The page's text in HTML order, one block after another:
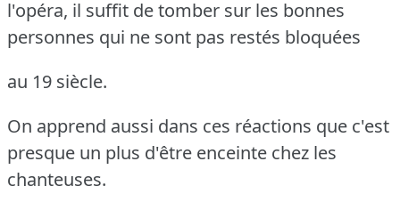
l'opéra, il suffit de tomber sur les bonnes
personnes qui ne sont pas restés bloquées
au 19 siècle.
On apprend aussi dans ces réactions que c'est
presque un plus d'être enceinte chez les
chanteuses.